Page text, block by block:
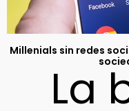
Millenials sin redes
La